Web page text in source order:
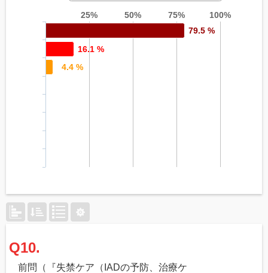
25% 50% 75%
100%
79.5 %
16.1 %
4.4 %
Q10.
前問（『失禁ケア（IADの予防、治療ケ